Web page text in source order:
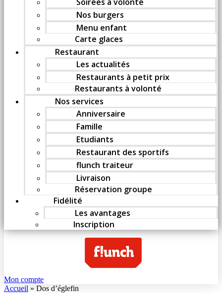
Nos burgers
Menu enfant
Carte glaces
Restaurant
Les actualités
Restaurants à petit prix
Restaurants à volonté
Nos services
Anniversaire
Famille
Etudiants
Restaurant des sportifs
flunch traiteur
Livraison
Réservation groupe
Fidélité
Les avantages
Inscription
Mon compte
Accueil » Dos d’églefin